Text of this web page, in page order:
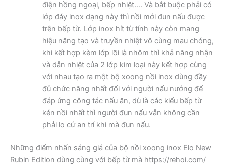
điện hồng ngoại, bếp nhiệt…. Và bắt buộc phải có
lớp đáy inox dạng này thì nồi mới đun nấu được
trên bếp từ. Lớp inox hít từ tính này còn mang
hiệu năng tạo và truyền nhiệt vô cùng mau chóng,
khi kết hợp kèm lớp lõi là nhôm thì khả năng nhận
và dẫn nhiệt của 2 lớp kim loại này kết hợp cùng
với nhau tạo ra một bộ xoong nồi inox dùng đầy
đủ chức năng nhất đối với người nấu nướng để
đáp ứng công tác nấu ăn, dù là các kiểu bếp từ
kén nồi nhất thì người đun nấu vẫn không cần
phải lo cứ an trí khi mà đun nấu.
Những điểm nhấn sáng giá của bộ nồi xoong inox Elo New
Rubin Edition dùng cùng với bếp từ mà https://rehoi.com/